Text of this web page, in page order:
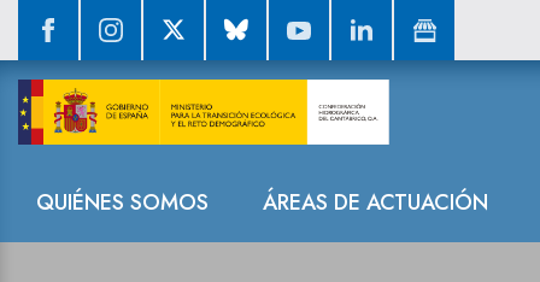
Navegación
QUIÉNES SOMOS ÁREAS DE ACTUACIÓN
Sala de prensa